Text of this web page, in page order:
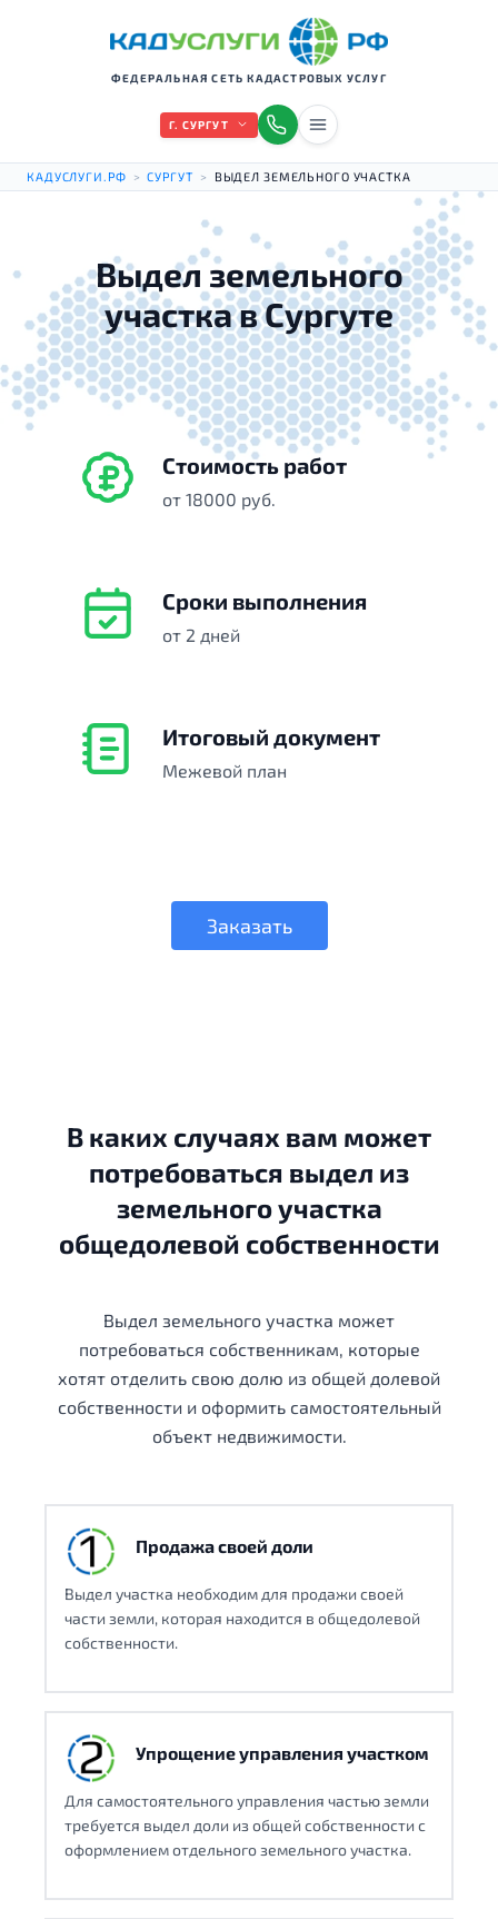
ФЕДЕРАЛЬНАЯ СЕТЬ КАДАСТРОВЫХ УСЛУГ
Г. СУРГУТ
КАДУСЛУГИ.РФ > СУРГУТ > ВЫДЕЛ ЗЕМЕЛЬНОГО УЧАСТКА
Выдел земельного
участка в Сургуте
Стоимость работ
от 18000 руб.
Сроки выполнения
от 2 дней
Итоговый документ
Межевой план
Заказать
В каких случаях вам может
потребоваться выдел из
земельного участка
общедолевой собственности
Выдел земельного участка может
потребоваться собственникам, которые
хотят отделить свою долю из общей долевой
собственности и оформить самостоятельный
объект недвижимости.
Продажа своей доли
Выдел участка необходим для продажи своей
части земли, которая находится в общедолевой
собственности.
Упрощение управления участком
Для самостоятельного управления частью земли
требуется выдел доли из общей собственности с
оформлением отдельного земельного участка.